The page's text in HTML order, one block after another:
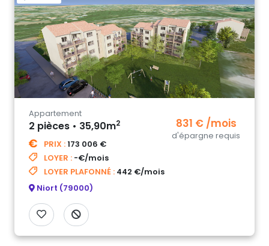
831 € /mois
d'épargne requis
Appartement
2 pièces • 35,90m2
PRIX : 173 006 €
LOYER : -€/mois
LOYER PLAFONNÉ : 442 €/mois
Niort (79000)